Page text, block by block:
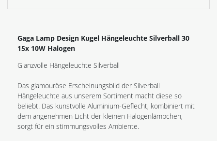
Gaga Lamp Design Kugel Hängeleuchte Silverball 30
15x 10W Halogen
Glanzvolle Hängeleuchte Silverball
Das glamouröse Erscheinungsbild der Silverball
Hängeleuchte aus unserem Sortiment macht diese so
beliebt. Das kunstvolle Aluminium-Geflecht, kombiniert mit
dem angenehmen Licht der kleinen Halogenlämpchen,
sorgt für ein stimmungsvolles Ambiente.